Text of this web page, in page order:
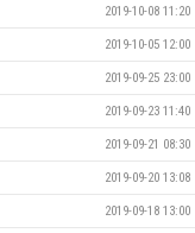
2019-10-08 11:20
2019-10-05 12:00
2019-09-25 23:00
2019-09-23 11:40
2019-09-21 08:30
2019-09-20 13:08
2019-09-18 13:00